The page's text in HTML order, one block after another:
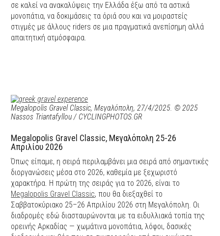
σε καλεί να ανακαλύψεις την Ελλάδα έξω από τα αστικά
μονοπάτια, να δοκιμάσεις τα όριά σου και να μοιραστείς
στιγμές με άλλους riders σε μια πραγματικά ανεπίσημη αλλά
απαιτητική ατμόσφαιρα.
Megalopolis Gravel Classic, Μεγαλόπολη, 27/4/2025. © 2025
Nassos Triantafyllou / CYCLINGPHOTOS.GR
Megalopolis Gravel Classic, Μεγαλόπολη 25-26
Απριλίου 2026
Όπως είπαμε, η σειρά περιλαμβάνει μια σειρά από σημαντικές
διοργανώσεις μέσα στο 2026, καθεμία με ξεχωριστό
χαρακτήρα. Η πρώτη της σειράς για το 2026, είναι το
Megalopolis Gravel Classic, που θα διεξαχθεί το
Σαββατοκύριακο 25–26 Απριλίου 2026 στη Μεγαλόπολη. Οι
διαδρομές εδώ διασταυρώνονται με τα ειδυλλιακά τοπία της
ορεινής Αρκαδίας — χωμάτινα μονοπάτια, λόφοι, δασικές